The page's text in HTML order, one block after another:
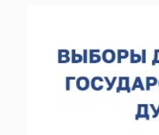
07.08.2026 13:48
В Нижнем
строителя
07.08.2026 13:15